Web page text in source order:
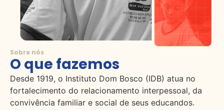
Sobre nós
O que fazemos
Desde 1919, o Instituto Dom Bosco (IDB) atua no
fortalecimento do relacionamento interpessoal, da
convivência familiar e social de seus educandos.